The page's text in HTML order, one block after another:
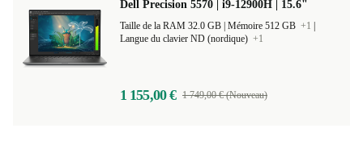
Dell Precision 5570 | i9-12900H | 15.6"
Mémoire 512 GB +1
Langue du clavier ND (nordique) +1
1 155,00 € 1 749,00 € (Nouveau)